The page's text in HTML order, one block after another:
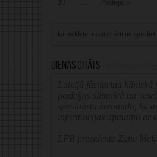
Dienas citāts